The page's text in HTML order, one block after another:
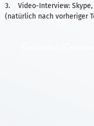
3. Video-Interview: Skype,
(natürlich nach vorheriger